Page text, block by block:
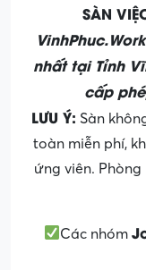
SÀN
nhất tại Tỉnh
cấp
LƯU Ý: Sàn
toàn miễn phí,
ứng viên.
Các nhóm